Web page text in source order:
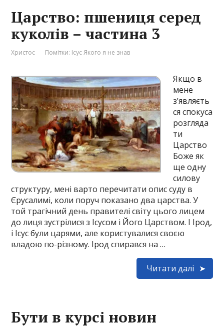
Царство: пшениця серед
куколів – частина 3
Христос Помітки: Ісус Якого я не знав
Якщо в
мене
з’являєть
ся спокуса
розгляда
ти
Царство
Боже як
ще одну
силову
структуру, мені варто перечитати опис суду в
Єрусалимі, коли поруч показано два царства. У
той трагічний день правителі світу цього лицем
до лиця зустрілися з Ісусом і Його Царством. І Ірод,
і Ісус були царями, але користувалися своєю
владою по-різному. Ірод спирався на …
Читати далі
Бути в курсі новин